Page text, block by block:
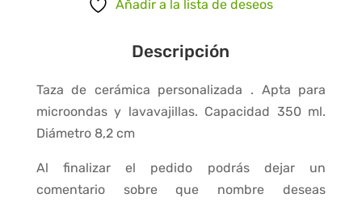
Añadir a la lista de deseos
Descripción
Taza de cerámica personalizada . Apta para
microondas y lavavajillas. Capacidad 350 ml.
Diámetro 8,2 cm
Al finalizar el pedido podrás dejar un
comentario sobre que nombre deseas